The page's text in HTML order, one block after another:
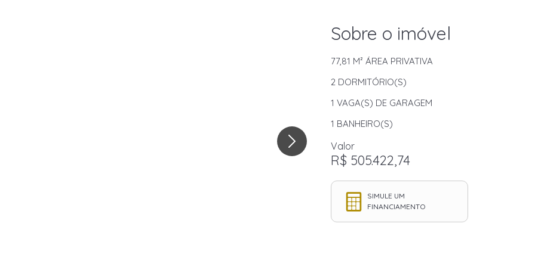
Sobre o imóvel
77,81 M² ÁREA PRIVATIVA
2 DORMITÓRIO(S)
1 VAGA(S) DE GARAGEM
1 BANHEIRO(S)
Valor
R$ 505.422,74
SIMULE UM
FINANCIAMENTO